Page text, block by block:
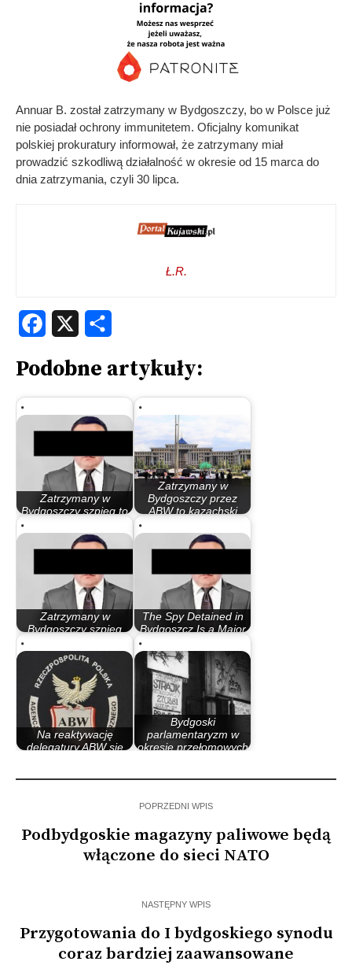
Annuar B. został zatrzymany w Bydgoszczy, bo w Polsce już
nie posiadał ochrony immunitetem. Oficjalny komunikat
polskiej prokuratury informował, że zatrzymany miał
prowadzić szkodliwą działalność w okresie od 15 marca do
dnia zatrzymania, czyli 30 lipca.
Ł.R.
Facebook
Podobne artykuły:
Zatrzymany w
Bydgoszczy szpieg to
Zatrzymany w
Bydgoszczy przez
ABW to kazachski
Zatrzymany w
Bydgoszczy szpieg
The Spy Detained in
Bydgoszcz Is a Major
Na reaktywację
delegatury ABW się
Bydgoski
parlamentaryzm w
okresie przełomowych
POPRZEDNI WPIS
Podbydgoskie magazyny paliwowe będą
włączone do sieci NATO
NASTĘPNY WPIS
Przygotowania do I bydgoskiego synodu
coraz bardziej zaawansowane